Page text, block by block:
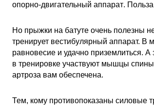
опорно-двигательный аппарат.
Но прыжки на батуте очень полезны
тренирует вестибулярный аппарат. В
равновесие и удачно приземлиться. А
в тренировке участвуют мышцы спины,
артроза вам обеспечена.
Тем, кому противопоказаны силовые